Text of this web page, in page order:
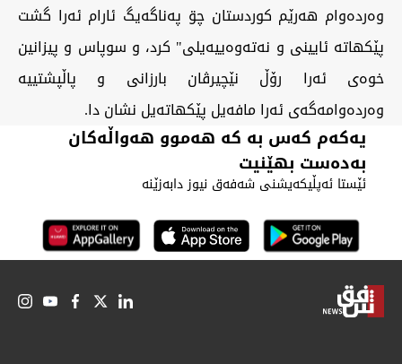
وەردەوام هەرێم کوردستان چۊ پەناگەیگ ئارام ئەرا گشت
پێکهاتە ئایینی و نەتەوەییەیلی" کرد، و سوپاس و پیزانین
خوەی ئەرا رۆڵ نێچیرڤان بارزانی و پاڵپشتییە
وەردەوامەگەی ئەرا مافەیل پێکهاتەیل نشان دا.
یەکەم کەس بە کە هەموو هەواڵەکان
بەدەست بهێنیت
ئێستا ئەپڵیکەیشنی شەفەق نیوز دابەزێنە